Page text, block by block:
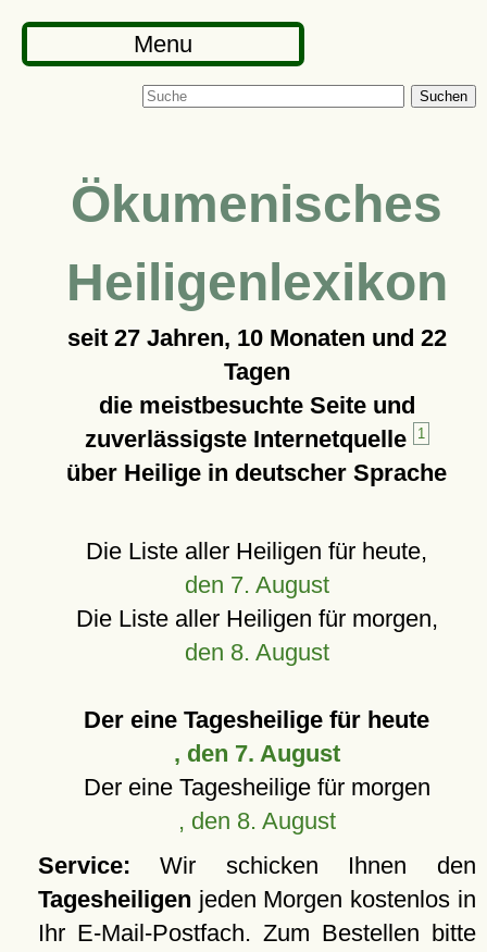
Menu
Suchen
Ökumenisches
Heiligenlexikon
seit 27 Jahren, 10 Monaten und 22
Tagen
die meistbesuchte Seite und
zuverlässigste Internetquelle
1
über Heilige in deutscher Sprache
Die Liste aller Heiligen für heute,
den 7. August
Die Liste aller Heiligen für morgen,
den 8. August
Der eine Tagesheilige für heute
, den 7. August
Der eine Tagesheilige für morgen
, den 8. August
Service: Wir schicken Ihnen den
Tagesheiligen jeden Morgen kostenlos in
Ihr E-Mail-Postfach. Zum Bestellen bitte